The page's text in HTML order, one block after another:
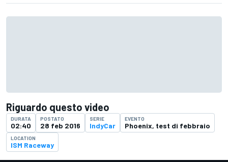
Riguardo questo video
DURATA
02:40
POSTATO
28 feb 2016
SERIE
IndyCar
EVENTO
Phoenix, test di febbraio
LOCATION
ISM Raceway